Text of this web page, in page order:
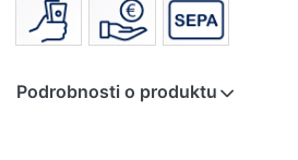
Podrobnosti o produktu